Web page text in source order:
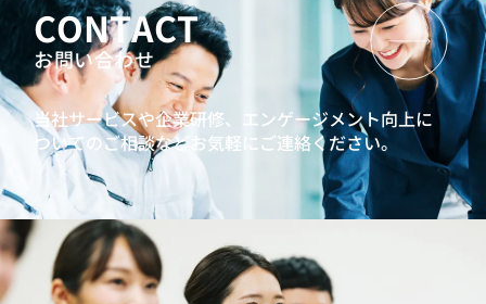
CONTACT
お問い合わせ
当社サービスや企業研修、エンゲージメント向上に
ついてのご相談などお気軽にご連絡ください。